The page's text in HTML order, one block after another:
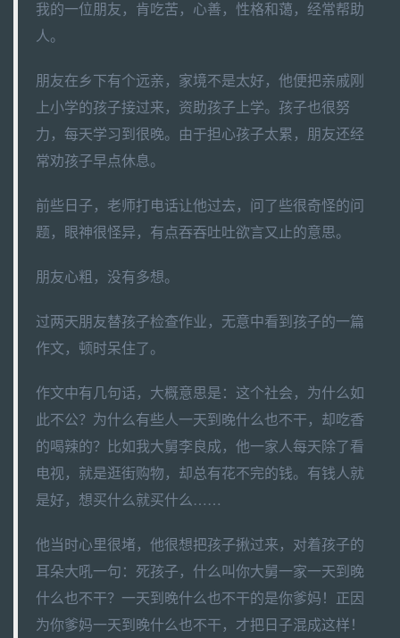
我的一位朋友，肯吃苦，心善，性格和蔼，经常帮助
人。
朋友在乡下有个远亲，家境不是太好，他便把亲戚刚
上小学的孩子接过来，资助孩子上学。孩子也很努
力，每天学习到很晚。由于担心孩子太累，朋友还经
常劝孩子早点休息。
前些日子，老师打电话让他过去，问了些很奇怪的问
题，眼神很怪异，有点吞吞吐吐欲言又止的意思。
朋友心粗，没有多想。
过两天朋友替孩子检查作业，无意中看到孩子的一篇
作文，顿时呆住了。
作文中有几句话，大概意思是：这个社会，为什么如
此不公？为什么有些人一天到晚什么也不干，却吃香
的喝辣的？比如我大舅李良成，他一家人每天除了看
电视，就是逛街购物，却总有花不完的钱。有钱人就
是好，想买什么就买什么……
他当时心里很堵，他很想把孩子揪过来，对着孩子的
耳朵大吼一句：死孩子，什么叫你大舅一家一天到晚
什么也不干？一天到晚什么也不干的是你爹妈！正因
为你爹妈一天到晚什么也不干，才把日子混成这样！